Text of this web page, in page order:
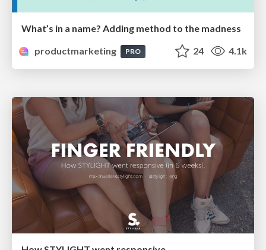
What’s in a name? Adding method to the madness
productmarketing
PRO 24 4.1k